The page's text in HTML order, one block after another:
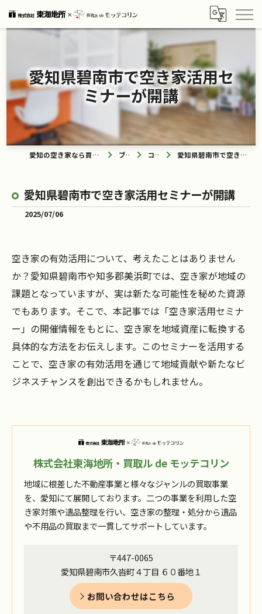
愛知県碧南市で空き家活用セ
ミナーが開講
愛知の空き家なら買取ル de モッテコリン ブログ コラム 愛知県碧南市で空き家活用セミナーが開講
愛知県碧南市で空き家活用セミナーが開講
2025/07/06
空き家の有効活用について、考えたことはありません
か？愛知県碧南市や知多郡美浜町では、空き家が地域の
課題となっていますが、実は新たな可能性を秘めた資源
でもあります。そこで、本記事では「空き家活用セミナ
ー」の開催情報をもとに、空き家を地域資産に転換する
具体的な方法をお伝えします。このセミナーを活用する
ことで、空き家の有効活用を通じて地域貢献や新たなビ
ジネスチャンスを創出できるかもしれません。
株式会社東海地所・買取ル de モッテコリン
地域に根差した不動産事業と様々なジャンルの買取事業
を、愛知にて展開しております。二つの事業を利用した空
き家対策や遺品整理を行い、空き家の整理・処分から遺品
や不用品の買取まで一貫してサポートしています。
〒447-0065
愛知県碧南市久沓町４丁目 ６０番地１
お問い合わせはこちら